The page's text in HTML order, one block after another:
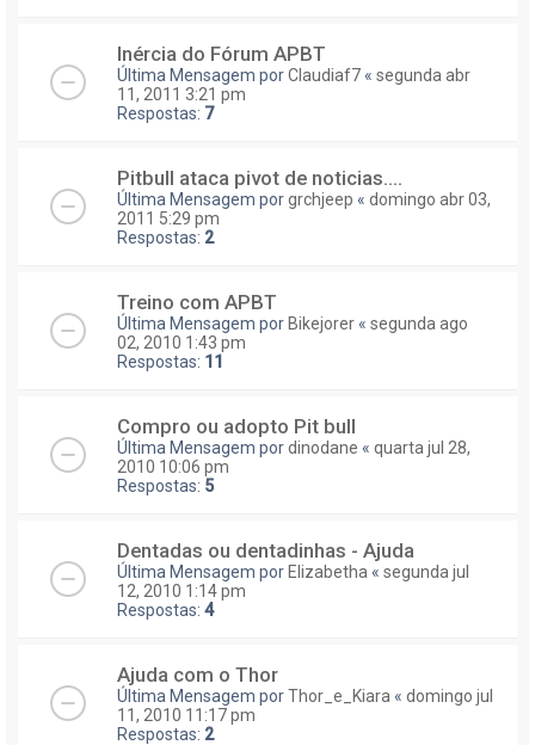
Inércia do Fórum APBT
Última Mensagem porClaudiaf7 « segunda abr
11, 2011 3:21 pm
Respostas: 7
Pitbull ataca pivot de noticias....
Última Mensagem porgrchjeep « domingo abr 03,
2011 5:29 pm
Respostas: 2
Treino com APBT
Última Mensagem por Bikejorer « segunda ago
02, 2010 1:43 pm
Respostas: 11
Compro ou adopto Pit bull
Última Mensagem pordinodane « quarta jul 28,
2010 10:06 pm
Respostas: 5
Dentadas ou dentadinhas - Ajuda
Última Mensagem por Elizabetha « segunda jul
12, 2010 1:14 pm
Respostas: 4
Ajuda com o Thor
Última Mensagem porThor_e_Kiara « domingo jul
11, 2010 11:17 pm
Respostas: 2